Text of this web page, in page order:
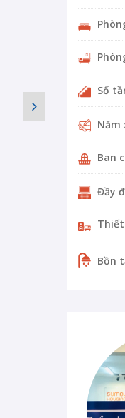
Số
Năm
Ban
Đầy
Bồn